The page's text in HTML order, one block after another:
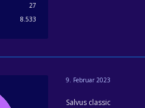
27
8.533
9. Februar 2023
Salvus classic